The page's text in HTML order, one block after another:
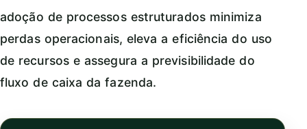
adoção de processos estruturados minimiza
perdas operacionais, eleva a eficiência do uso
de recursos e assegura a previsibilidade do
fluxo de caixa da fazenda.